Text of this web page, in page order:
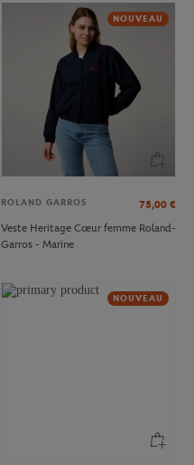
NOUVEAU
ROLAND GARROS 75,00 €
Veste Heritage Cœur femme Roland-
Garros - Marine
NOUVEAU